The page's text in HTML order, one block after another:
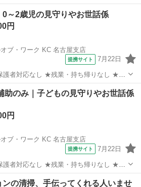
日のみ／駐車場完備／実働7.5時間／固
駅 保育士
0～2歳児の見守りやお世話係
円
ブ・ワーク KC 名古屋支店
提携サイト 7月22日
者対応なし ★残業・持ち帰りなし ★指
ト ・お散歩の付き添い ・お昼寝チェッ
駅 保育士
助のみ｜子どもの見守りやお世話係
円
ブ・ワーク KC 名古屋支店
提携サイト 7月22日
者対応なし ★残業・持ち帰りなし ★指
ト ・お散歩の付き添い ・お昼寝チェッ
保育士
ンの清掃、手伝ってくれる人いませ